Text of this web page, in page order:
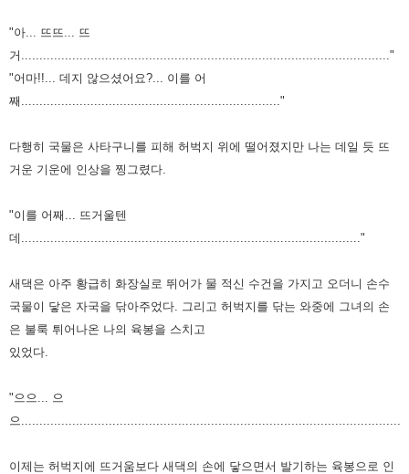
"아... 뜨뜨... 뜨
거....................................................................................................."
"어마!!... 데지 않으셨어요?... 이를 어
째......................................................................."
다행히 국물은 사타구니를 피해 허벅지 위에 떨어졌지만 나는 데일 듯 뜨
거운 기운에 인상을 찡그렸다.
"이를 어째... 뜨거울텐
데............................................................................................."
새댁은 아주 황급히 화장실로 뛰어가 물 적신 수건을 가지고 오더니 손수
국물이 닿은 자국을 닦아주었다.
그리고 허벅지를 닦는 와중에 그녀의 손
은 불룩 튀어나온 나의 육봉을 스치고
있었다.
"으으... 으
으
이제는 허벅지에 뜨거움보다 새댁의 손에 닿으면서 발기하는 육봉으로 인